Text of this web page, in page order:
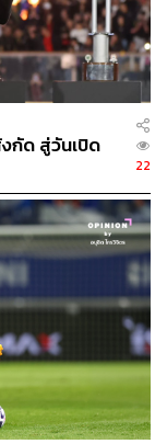
เยอรมัน (ที่ยืนยัน
มอีกแล้ว) มอง
ากเดิมที่แข่งปีละ
ที่มีทีมเข้าร่วม
ามจำเป็นใดๆ
ายที่สุดตลอดกาล
ร้อนและจากนั้นก็
การฟุตบอลที่เกิด
กัด สู่วันเปิด
22